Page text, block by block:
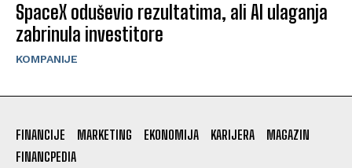
SpaceX oduševio rezultatima, ali AI ulaganja
zabrinula investitore
KOMPANIJE
FINANCIJE MARKETING EKONOMIJA KARIJERA
MAGAZIN
FINANCPEDIA